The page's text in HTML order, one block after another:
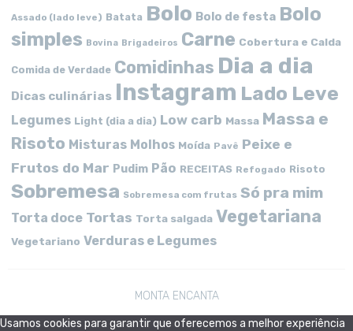
Assado (lado leve) Batata Bolo Bolo de festa Bolo
simples Bovina Brigadeiros Carne Cobertura e Calda
Comida de Verdade Comidinhas Dia a dia
Dicas culinárias Instagram Lado Leve
Legumes Light (dia a dia) Low carb Massa Massa e
Risoto Misturas Molhos Moída Pavê Peixe e
Frutos do Mar Pudim Pão RECEITAS Refogado Risoto
Sobremesa Sobremesa com frutas Só pra mim
Torta doce Tortas Torta salgada Vegetariana
Vegetariano Verduras e Legumes
MONTA ENCANTA
Usamos cookies para garantir que oferecemos a melhor experiência